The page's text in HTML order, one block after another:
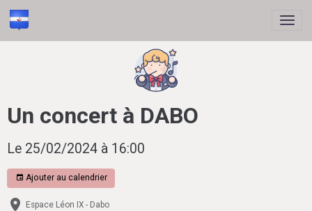
Un concert à DABO
Le 25/02/2024 à 16:00
Ajouter au calendrier
Espace Léon IX - Dabo